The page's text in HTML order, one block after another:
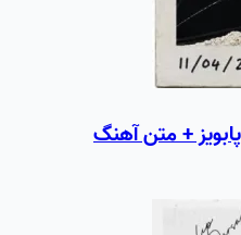
+ متن آهنگ